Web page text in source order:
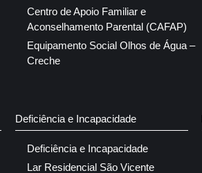
Centro de Apoio Familiar e
Aconselhamento Parental (CAFAP)
Equipamento Social Olhos de Água –
Creche
Deficiência e Incapacidade
Deficiência e Incapacidade
Lar Residencial São Vicente